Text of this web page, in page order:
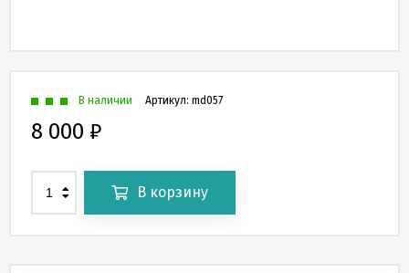
Артикул: md057
В наличии
8 000 ₽
В корзину